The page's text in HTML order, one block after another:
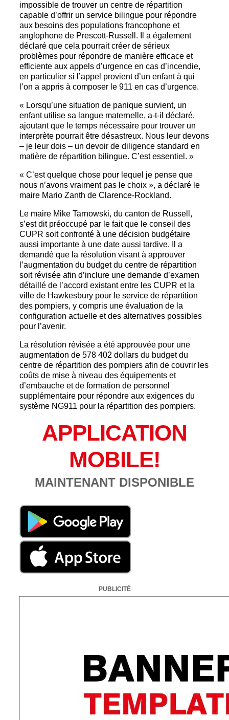
impossible de trouver un centre de répartition
capable d’offrir un service bilingue pour répondre
aux besoins des populations francophone et
anglophone de Prescott-Russell. Il a également
déclaré que cela pourrait créer de sérieux
problèmes pour répondre de manière efficace et
efficiente aux appels d’urgence en cas d’incendie,
en particulier si l’appel provient d’un enfant à qui
l’on a appris à composer le 911 en cas d’urgence.
« Lorsqu’une situation de panique survient, un
enfant utilise sa langue maternelle, a-t-il déclaré,
ajoutant que le temps nécessaire pour trouver un
interprète pourrait être désastreux. Nous leur devons
– je leur dois – un devoir de diligence standard en
matière de répartition bilingue. C’est essentiel. »
« C’est quelque chose pour lequel je pense que
nous n’avons vraiment pas le choix », a déclaré le
maire Mario Zanth de Clarence-Rockland.
Le maire Mike Tarnowski, du canton de Russell,
s’est dit préoccupé par le fait que le conseil des
CUPR soit confronté à une décision budgétaire
aussi importante à une date aussi tardive. Il a
demandé que la résolution visant à approuver
l’augmentation du budget du centre de répartition
soit révisée afin d’inclure une demande d’examen
détaillé de l’accord existant entre les CUPR et la
ville de Hawkesbury pour le service de répartition
des pompiers, y compris une évaluation de la
configuration actuelle et des alternatives possibles
pour l’avenir.
La résolution révisée a été approuvée pour une
augmentation de 578 402 dollars du budget du
centre de répartition des pompiers afin de couvrir les
coûts de mise à niveau des équipements et
d’embauche et de formation de personnel
supplémentaire pour répondre aux exigences du
système NG911 pour la répartition des pompiers.
APPLICATION
MOBILE!
MAINTENANT DISPONIBLE
PUBLICITÉ